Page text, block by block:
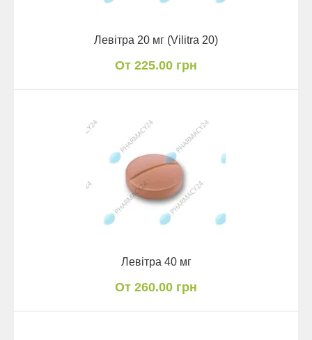
Левітра 20 мг (Vilitra 20)
От 225.00 грн
Левітра 40 мг
От 260.00 грн